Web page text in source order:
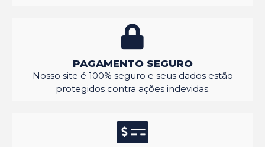
PAGAMENTO SEGURO
Nosso site é 100% seguro e seus dados estão
protegidos contra ações indevidas.